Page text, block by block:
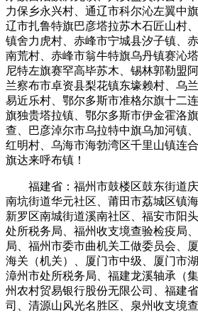
力保乡永兴村、通辽市科尔沁左翼中
辽市扎鲁特旗巴彦塔拉苏木石匠山村
镇舍力虎村、赤峰市宁城县汐子镇、
南荒村、赤峰市翁牛特旗乌丹镇赛沁
尼特左旗赛罕高毕苏木、锡林郭勒盟
兰察布市卓资县梨花镇东壕赖村、乌
易近乐村、鄂尔多斯市准格尔旗十二
旗独贵塔拉镇、鄂尔多斯市伊金霍洛
查、巴彦淖尔市乌拉特中旗乌加河镇
红明村、乌海市海勃湾区千里山镇连
旗达来呼布镇！
福建省：福州市鼓楼区鼓东街道庆
南坑街道华元社区、莆田市荔城区镇
新罗区南城街道溪南社区、福安市阳
处所税务局、福州收支境查验检疫局
局、福州市委市曲机关工做委员会、
海关（机关）、厦门市中级、厦门市
漳州市处所税务局、福建龙溪轴承（
州农村贸易银行股份无限公司、福建
司、清源山风光名胜区、泉州收支境